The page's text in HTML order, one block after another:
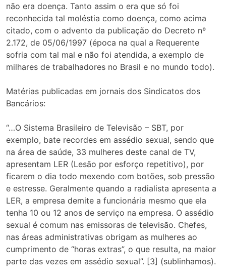
não era doença. Tanto assim o era que só foi
reconhecida tal moléstia como doença, como acima
citado, com o advento da publicação do Decreto nº
2.172, de 05/06/1997 (época na qual a Requerente
sofria com tal mal e não foi atendida, a exemplo de
milhares de trabalhadores no Brasil e no mundo todo).
Matérias publicadas em jornais dos Sindicatos dos
Bancários:
“…O Sistema Brasileiro de Televisão – SBT, por
exemplo, bate recordes em assédio sexual, sendo que
na área de saúde, 33 mulheres deste canal de TV,
apresentam LER (Lesão por esforço repetitivo), por
ficarem o dia todo mexendo com botões, sob pressão
e estresse. Geralmente quando a radialista apresenta a
LER, a empresa demite a funcionária mesmo que ela
tenha 10 ou 12 anos de serviço na empresa. O assédio
sexual é comum nas emissoras de televisão. Chefes,
nas áreas administrativas obrigam as mulheres ao
cumprimento de “horas extras”, o que resulta, na maior
parte das vezes em assédio sexual”. [3] (sublinhamos).